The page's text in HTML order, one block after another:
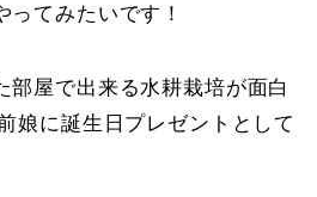
ってみたいです！
部屋で出来る水耕栽培が面白
娘に誕生日プレゼントとして